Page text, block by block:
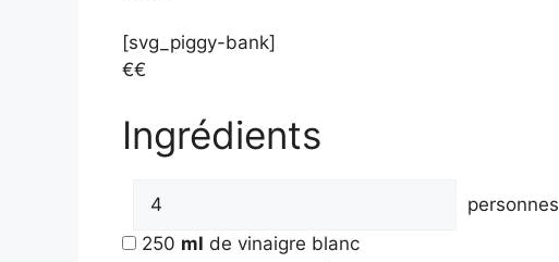
[svg_piggy-bank]
€€
Ingrédients
personnes
250 ml de vinaigre blanc